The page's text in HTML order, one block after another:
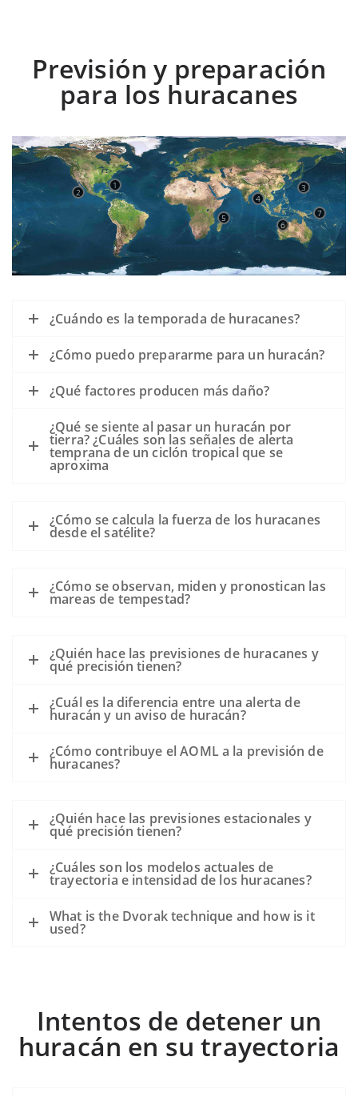
Previsión y preparación
para los huracanes
1
2
3
4
5
6
7
¿Cuándo es la temporada de huracanes?
¿Cómo puedo prepararme para un huracán?
¿Qué factores producen más daño?
¿Qué se siente al pasar un huracán por
tierra? ¿Cuáles son las señales de alerta
temprana de un ciclón tropical que se
aproxima
¿Cómo se calcula la fuerza de los huracanes
desde el satélite?
¿Cómo se observan, miden y pronostican las
mareas de tempestad?
¿Quién hace las previsiones de huracanes y
qué precisión tienen?
¿Cuál es la diferencia entre una alerta de
huracán y un aviso de huracán?
¿Cómo contribuye el AOML a la previsión de
huracanes?
¿Quién hace las previsiones estacionales y
qué precisión tienen?
¿Cuáles son los modelos actuales de
trayectoria e intensidad de los huracanes?
What is the Dvorak technique and how is it
used?
Intentos de detener un
huracán en su trayectoria